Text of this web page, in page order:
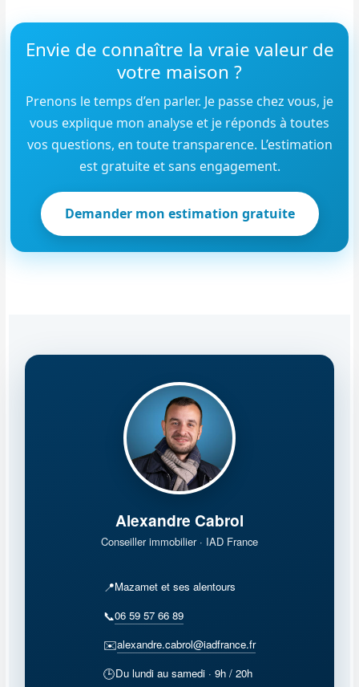
Envie de connaître la vraie valeur de
votre maison ?
Prenons le temps d’en parler. Je passe chez vous, je
vous explique mon analyse et je réponds à toutes
vos questions, en toute transparence. L’estimation
est gratuite et sans engagement.
Demander mon estimation gratuite
Alexandre Cabrol
Conseiller immobilier · IAD France
📍Mazamet et ses alentours
📞06 59 57 66 89
✉️alexandre.cabrol@iadfrance.fr
🕒Du lundi au samedi · 9h / 20h